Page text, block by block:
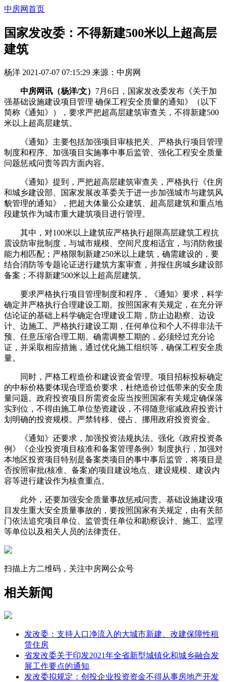
中房网首页
国家发改委：不得新建500米以上超高层
建筑
杨洋 2021-07-07 07:15:29 来源： 中房网
中房网讯（杨洋/文） 7月6日，国家发改委发布《关于加
强基础设施建设项目管理 确保工程安全质量的通知》（以下
简称《通知》），要求严把超高层建筑审查关，不得新建500
米以上超高层建筑。
《通知》主要包括加强项目审核把关、严格执行项目管理
制度和程序、加强项目实施事中事后监管、强化工程安全质量
问题惩戒问责等四方面内容。
《通知》提到，严把超高层建筑审查关，严格执行《住房
和城乡建设部、国家发展改革委关于进一步加强城市与建筑风
貌管理的通知》，把超大体量公众建筑、超高层建筑和重点地
段建筑作为城市重大建筑项目进行管理。
其中，对100米以上建筑应严格执行超限高层建筑工程抗
震设防审批制度，与城市规模、空间尺度相适宜，与消防救援
能力相匹配；严格限制新建250米以上建筑，确需建设的，要
结合消防等专题论证进行建筑方案审查，并报住房城乡建设部
备案；不得新建500米以上超高层建筑。
要求严格执行项目管理制度和程序，《通知》要求，科学
确定并严格执行合理建设工期。按照国家有关规定，在充分评
估论证的基础上科学确定合理建设工期，防止边勘察、边设
计、边施工。严格执行建设工期，任何单位和个人不得非法干
预、任意压缩合理工期。确需调整工期的，必须经过充分论
证，并采取相应措施，通过优化施工组织等，确保工程安全质
量。
同时，严格工程造价和建设资金管理。项目招标投标确定
的中标价格要体现合理造价要求，杜绝造价过低带来的安全质
量问题。政府投资项目所需资金应当按照国家有关规定确保落
实到位，不得由施工单位垫资建设，不得随意缩减政府投资计
划明确的投资规模。严禁转移、侵占、挪用政府投资资金。
《通知》还要求，加强投资法规执法。强化《政府投资条
例》《企业投资项目核准和备案管理条例》制度执行，加强对
本地区投资项目特别是备案类项目的事中事后监管，将项目是
否按照审批(核准、备案)的项目建设地点、建设规模、建设内
容等进行建设作为核查重点。
此外，还要加强安全质量事故惩戒问责。基础设施建设项
目发生重大安全质量事故的，要按照国家有关规定，由有关部
门依法追究项目单位、监管责任单位和勘察设计、施工、监理
等单位以及相关人员的法律责任。
扫描上方二维码，关注中房网公众号
相关新闻
发改委：支持人口净流入的大城市新建、改建保障性租
赁住房
省发改委关于印发2021年全省新型城镇化和城乡融合发
展工作要点的通知
发改委拟规定：创投企业投资资金不得从事房地产开发